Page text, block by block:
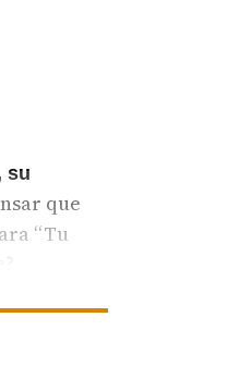
su
que
“Tu